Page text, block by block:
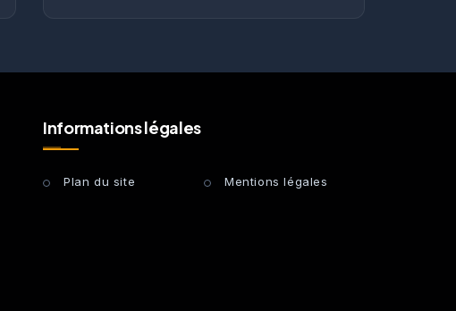
Informations légales
Plan du site Mentions légales